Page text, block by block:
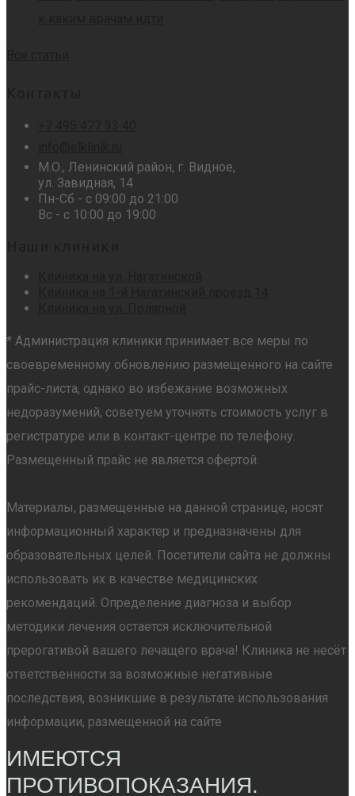
М.О., Ленинский район, г. Видное,
ул. Завидная, 14
Пн-Сб - с 09:00 до 21:00
Вс - с 10:00 до 19:00
* Администрация клиники принимает все меры по
своевременному обновлению размещенного на сайте
прайс-листа, однако во избежание возможных
недоразумений, советуем уточнять стоимость услуг в
регистратуре или в контакт-центре по телефону.
Размещенный прайс не является офертой.
Материалы, размещенные на данной странице, носят
информационный характер и предназначены для
образовательных целей. Посетители сайта не должны
использовать их в качестве медицинских
рекомендаций. Определение диагноза и выбор
методики лечения остается исключительной
прерогативой вашего лечащего врача! Клиника не несёт
ответственности за возможные негативные
последствия, возникшие в результате использования
информации, размещенной на сайте
ИМЕЮТСЯ
ПРОТИВОПОКАЗАНИЯ.